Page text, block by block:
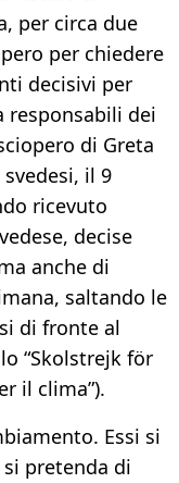
per circa due
per chiedere
decisivi per
responsabili dei
di Greta
il 9
ricevuto
decise
anche di
saltando le
di fronte al
“Skolstrejk för
il clima”).
Essi si
pretenda di